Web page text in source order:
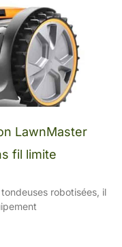
LawnMaster
fil limite
robotisées, il